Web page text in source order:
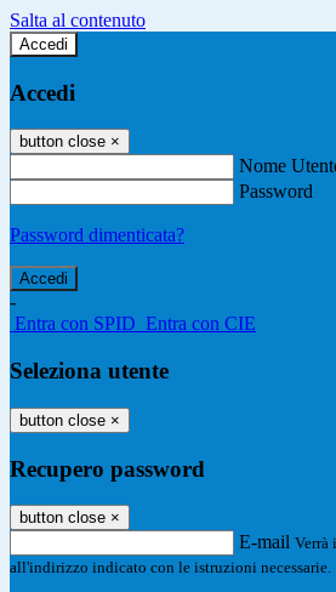
Salta al contenuto
Accedi
Accedi
button close ×
Nome
Password
Password dimenticata?
-
Entra con SPID Entra con CIE
Seleziona utente
button close ×
Recupero password
button close ×
E-mail Verrà
all'indirizzo indicato con le istruzioni necessarie.